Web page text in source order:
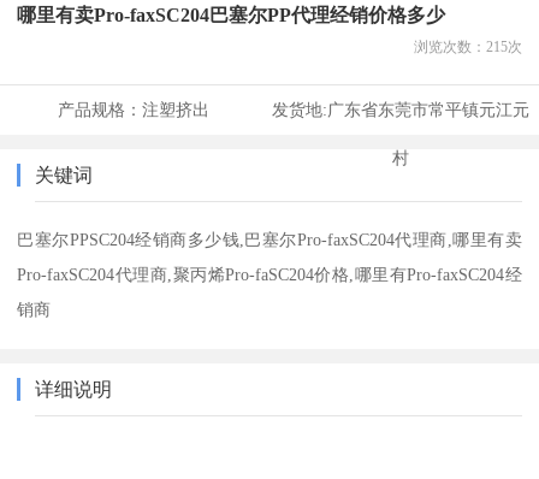
哪里有卖Pro-faxSC204巴塞尔PP代理经销价格多少
浏览次数： 215次
产品规格： 注塑挤出 发货地:广东省东莞市常平镇元江元
村
关键词
巴塞尔PPSC204经销商多少钱,巴塞尔Pro-faxSC204代理商,哪里有卖
Pro-faxSC204代理商,聚丙烯Pro-faSC204价格,哪里有Pro-faxSC204经
销商
详细说明